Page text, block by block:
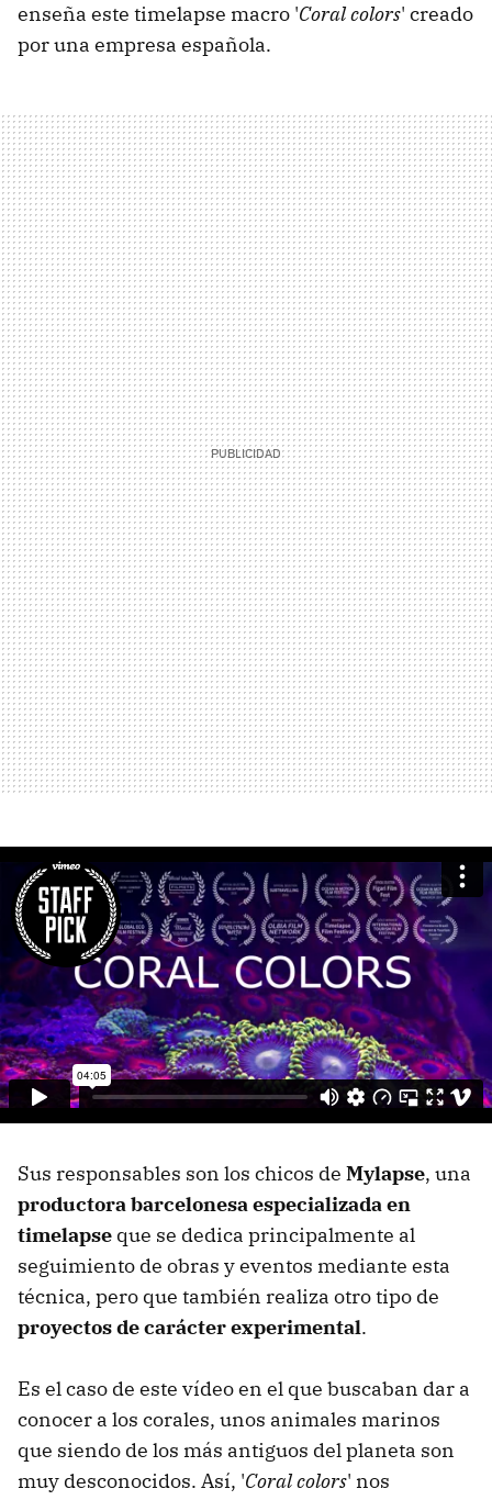
enseña este timelapse macro 'Coral colors' creado
por una empresa española.
Sus responsables son los chicos de Mylapse, una
productora barcelonesa especializada en
timelapse que se dedica principalmente al
seguimiento de obras y eventos mediante esta
técnica, pero que también realiza otro tipo de
proyectos de carácter experimental.
Es el caso de este vídeo en el que buscaban dar a
conocer a los corales, unos animales marinos
que siendo de los más antiguos del planeta son
muy desconocidos. Así, 'Coral colors' nos